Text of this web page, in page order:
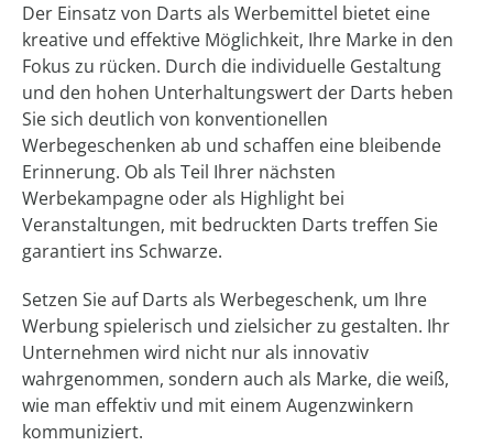
Der Einsatz von Darts als Werbemittel bietet eine
kreative und effektive Möglichkeit, Ihre Marke in den
Fokus zu rücken. Durch die individuelle Gestaltung
und den hohen Unterhaltungswert der Darts heben
Sie sich deutlich von konventionellen
Werbegeschenken ab und schaffen eine bleibende
Erinnerung. Ob als Teil Ihrer nächsten
Werbekampagne oder als Highlight bei
Veranstaltungen, mit bedruckten Darts treffen Sie
garantiert ins Schwarze.
Setzen Sie auf Darts als Werbegeschenk, um Ihre
Werbung spielerisch und zielsicher zu gestalten. Ihr
Unternehmen wird nicht nur als innovativ
wahrgenommen, sondern auch als Marke, die weiß,
wie man effektiv und mit einem Augenzwinkern
kommuniziert.